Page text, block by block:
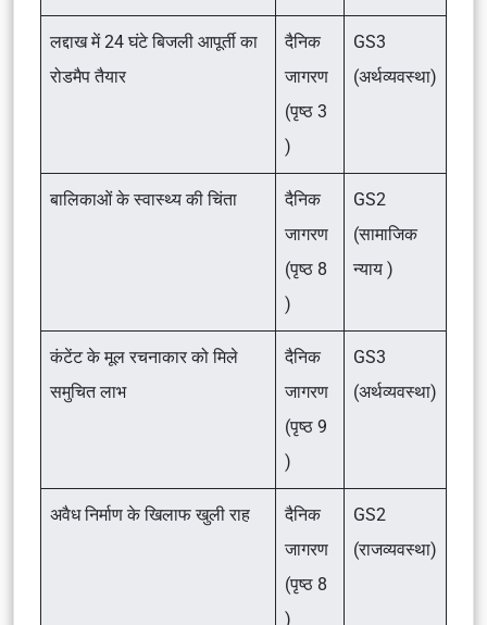
लद्दाख में 24 घंटे बिजली आपूर्ती का
रोडमैप तैयार
दैनिक
जागरण
(पृष्ठ 3
)
GS3
(अर्थव्यवस्था)
बालिकाओं के स्वास्थ्य की चिंता
दैनिक
जागरण
(पृष्ठ 8
)
GS2
(सामाजिक
न्याय )
कंटेंट के मूल रचनाकार को मिले
समुचित लाभ
दैनिक
जागरण
(पृष्ठ 9
)
GS3
(अर्थव्यवस्था)
अवैध निर्माण के खिलाफ खुली राह
दैनिक
जागरण
(पृष्ठ 8
)
GS2
(राजव्यवस्था)